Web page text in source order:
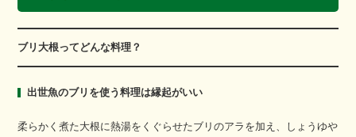
ブリ大根ってどんな料理？
出世魚のブリを使う料理は縁起がいい
柔らかく煮た大根に熱湯をくぐらせたブリのアラを加え、しょうゆや